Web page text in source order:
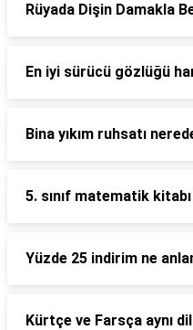
Rüyada Dişin Damakla
En iyi sürücü gözlüğü
Bina yıkım ruhsatı
5. sınıf matematik
Yüzde 25 indirim ne
Kürtçe ve Farsça aynı